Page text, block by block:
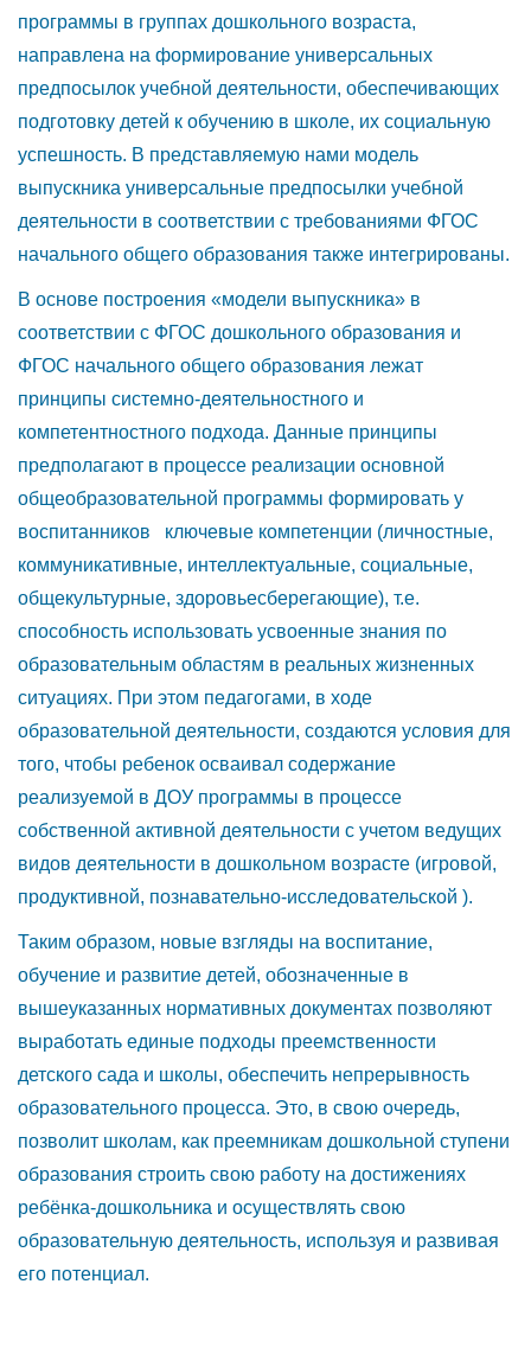
программы в группах дошкольного возраста,
направлена на формирование универсальных
предпосылок учебной деятельности, обеспечивающих
подготовку детей к обучению в школе, их социальную
успешность. В представляемую нами модель
выпускника универсальные предпосылки учебной
деятельности в соответствии с требованиями ФГОС
начального общего образования также интегрированы.
В основе построения «модели выпускника» в
соответствии с ФГОС дошкольного образования и
ФГОС начального общего образования лежат
принципы системно-деятельностного и
компетентностного подхода. Данные принципы
предполагают в процессе реализации основной
общеобразовательной программы формировать у
воспитанников ключевые компетенции (личностные,
коммуникативные, интеллектуальные, социальные,
общекультурные, здоровьесберегающие), т.е.
способность использовать усвоенные знания по
образовательным областям в реальных жизненных
ситуациях. При этом педагогами, в ходе
образовательной деятельности, создаются условия для
того, чтобы ребенок осваивал содержание
реализуемой в ДОУ программы в процессе
собственной активной деятельности с учетом ведущих
видов деятельности в дошкольном возрасте (игровой,
продуктивной, познавательно-исследовательской ).
Таким образом, новые взгляды на воспитание,
обучение и развитие детей, обозначенные в
вышеуказанных нормативных документах позволяют
выработать единые подходы преемственности
детского сада и школы, обеспечить непрерывность
образовательного процесса. Это, в свою очередь,
позволит школам, как преемникам дошкольной ступени
образования строить свою работу на достижениях
ребёнка-дошкольника и осуществлять свою
образовательную деятельность, используя и развивая
его потенциал.